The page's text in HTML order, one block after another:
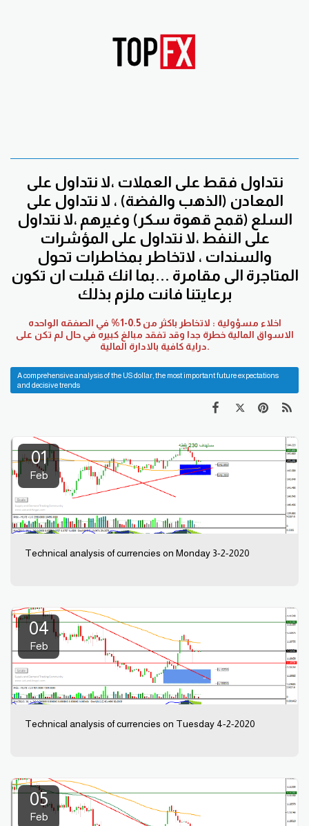
نتداول فقط على العملات ،لا نتداول على
المعادن (الذهب والفضة) ، لا نتداول على
السلع (قمح قهوة سكر) وغيرهم ،لا نتداول
على النفط ،لا نتداول على المؤشرات
والسندات ، لاتخاطر بمخاطرات تحول
المتاجرة الى مقامرة ...بما انك قبلت ان تكون
برعايتنا فانت ملزم بذلك
اخلاء مسؤولية : لاتخاطر باكثر من 0.5-1% في الصفقه الواحده
الاسواق المالية خطرة جدا وقد تفقد مبالغ كبيره في حال لم تكن على
دراية كافية بالادارة المالية.
A comprehensive analysis of the US dollar, the most important future expectations
and decisive trends
01
Feb
Technical analysis of currencies on Monday 3-2-2020
04
Feb
Technical analysis of currencies on Tuesday 4-2-2020
05
Feb